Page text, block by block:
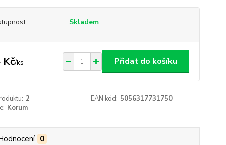
Skladem
Kč/ks Přidat do košíku
2 EAN kód: 5056317731750
Korum
0